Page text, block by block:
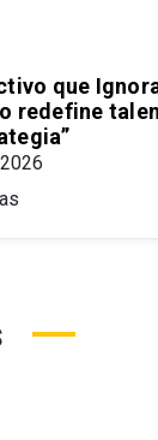
que
redefine